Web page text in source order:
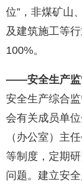
位”，非煤矿山
及建筑施工等
100%。
——安全生产监
安全生产综合
会有关成员单
（办公室）主
等制度，定期
问题。建立安